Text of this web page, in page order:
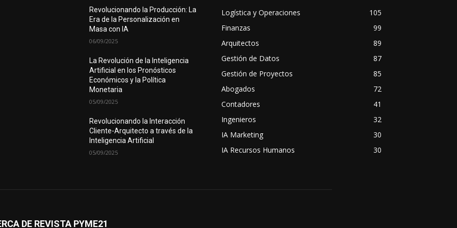
Revolucionando la Producción: La
Era de la Personalización en
Masa con IA
06/09/2025
La Revolución de la Inteligencia
Artificial en los Pronósticos
Económicos y la Política
Monetaria
05/09/2025
Revolucionando la Interacción
Cliente-Arquitecto a través de la
Inteligencia Artificial
05/09/2025
Logística y Operaciones
105
Finanzas
99
Arquitectos
89
Gestión de Datos
87
Gestión de Proyectos
85
Abogados
72
Contadores
41
Ingenieros
32
IA Marketing
30
IA Recursos Humanos
30
DE REVISTA PYME21